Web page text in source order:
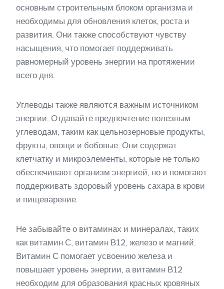
основным строительным блоком организма и
необходимы для обновления клеток, роста и
развития. Они также способствуют чувству
насыщения, что помогает поддерживать
равномерный уровень энергии на протяжении
всего дня.
Углеводы также являются важным источником
энергии. Отдавайте предпочтение полезным
углеводам, таким как цельнозерновые продукты,
фрукты, овощи и бобовые. Они содержат
клетчатку и микроэлементы, которые не только
обеспечивают организм энергией, но и помогают
поддерживать здоровый уровень сахара в крови
и пищеварение.
Не забывайте о витаминах и минералах, таких
как витамин С, витамин В12, железо и магний.
Витамин С помогает усвоению железа и
повышает уровень энергии, а витамин В12
необходим для образования красных кровяных